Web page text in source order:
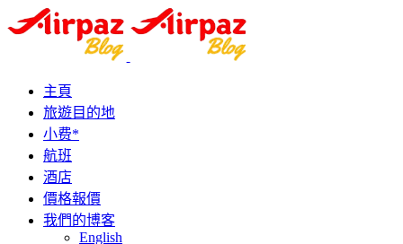
主頁
旅遊目的地
小费*
航班
酒店
價格報價
我們的博客
English